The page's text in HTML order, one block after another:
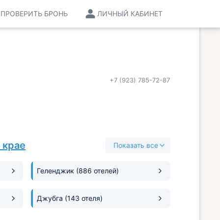
ЛИЧНЫЙ КАБИНЕТ
ПРОВЕРИТЬ БРОНЬ
+7 (923) 785-72-87
Показать все
Геленджик (886 отелей)
Джубга (143 отеля)